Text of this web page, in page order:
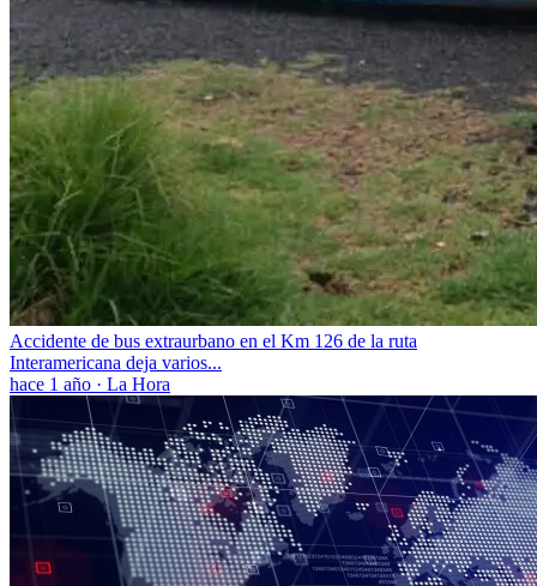
Accidente de bus extraurbano en el Km 126 de la ruta
Interamericana deja varios...
hace 1 año · La Hora